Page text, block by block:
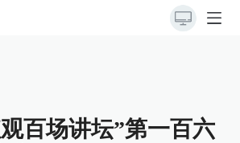
百场讲坛”第一百六